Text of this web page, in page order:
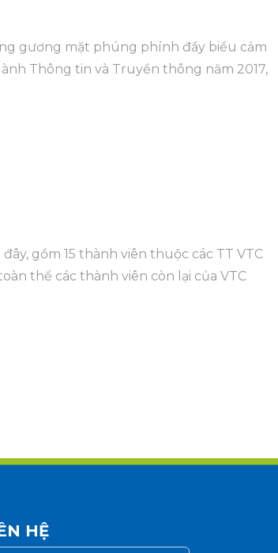
gương mặt phúng phính đầy biểu cảm
Thông tin và Truyền thông năm 2017,
gồm 15 thành viên thuộc các TT VTC
thể các thành viên còn lại của VTC
HỆ